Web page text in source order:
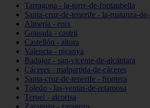
Tarragona - la-torre-de-fontaubella
Santa-cruz-de-tenerife - la-matanza-
Almería - enix
Granada - castril
Castellón - altura
Valencia - picanya
Badajoz - san-vicente-de-alcántara
Cáceres - malpartida-de-cáceres
Santa-cruz-de-tenerife - frontera
Toledo - las-ventas-de-retamosa
Teruel - alcorisa
Zaragoza - zaragoza